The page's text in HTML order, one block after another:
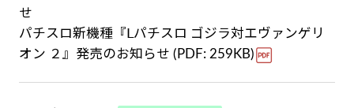
せ
パチスロ新機種『Ⅼパチスロ ゴジラ対エヴァンゲリ
オン ２』発売のお知らせ (PDF: 259KB)